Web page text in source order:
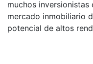
muchos
mercado inmobiliario
potencial de altos